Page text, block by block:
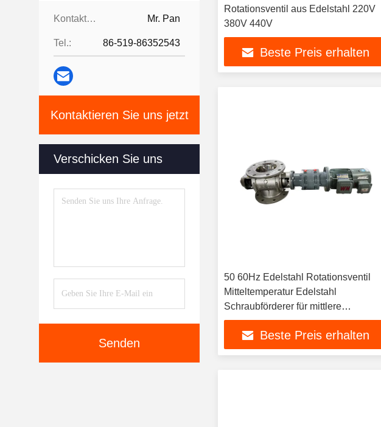
Kontaktpersonen: Mr. Pan
Tel.: 86-519-86352543
Kontaktieren Sie uns jetzt
Verschicken Sie uns
Senden
Rotationsventil aus Edelstahl 220V
380V 440V
Beste Preis erhalten
50 60Hz Edelstahl Rotationsventil
Mitteltemperatur Edelstahl
Schraubförderer für mittlere
Temperatur entwickelt
Beste Preis erhalten